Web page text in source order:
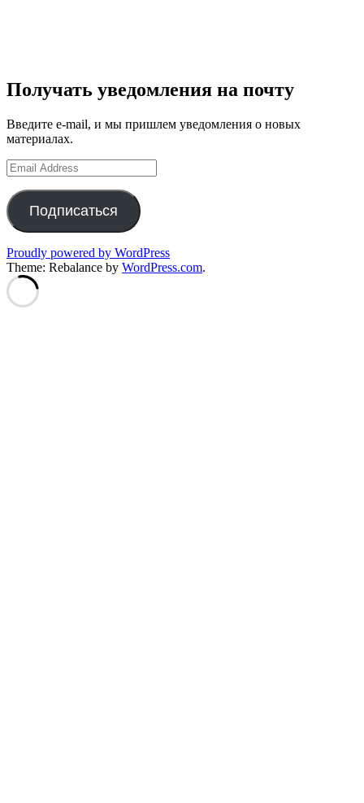
Получать уведомления на почту
Введите e-mail, и мы пришлем уведомления о новых
материалах.
Email
Address
Подписаться
Proudly powered by WordPress
Theme: Rebalance by WordPress.com.